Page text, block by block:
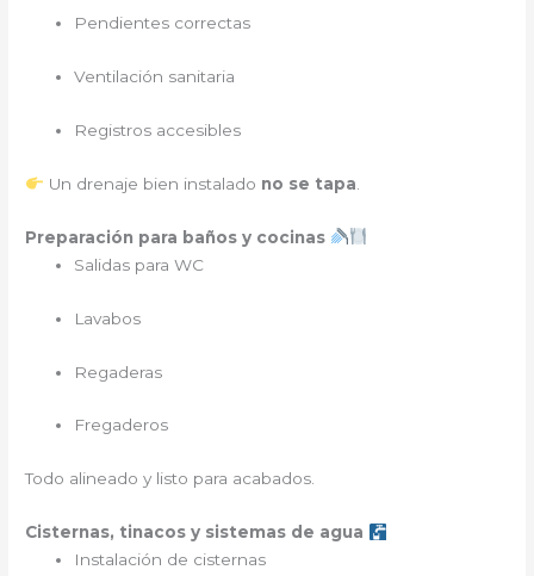
Pendientes correctas
Ventilación sanitaria
Registros accesibles
Un drenaje bien instalado no se tapa
Preparación para baños y cocinas
Salidas para WC
Lavabos
Regaderas
Fregaderos
Todo alineado y listo para acabados.
Cisternas, tinacos y sistemas de agua
Instalación de cisternas